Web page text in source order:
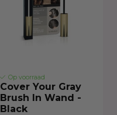
Op voorraad
Cover Your Gray
Brush In Wand -
Black